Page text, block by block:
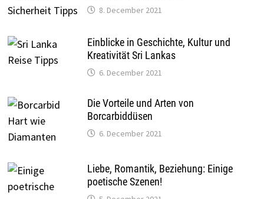
8. December 2021
Einblicke in Geschichte, Kultur und
Kreativität Sri Lankas
6. December 2021
Die Vorteile und Arten von
Borcarbiddüsen
6. December 2021
Liebe, Romantik, Beziehung: Einige
poetische Szenen!